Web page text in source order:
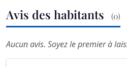
Avis des habitants (0)
Aucun avis. Soyez le premier à